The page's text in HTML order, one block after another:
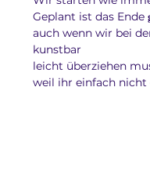
Geplant ist das Ende
auch wenn wir bei
kunstbar
leicht überziehen
weil ihr einfach